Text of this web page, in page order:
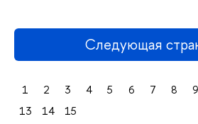
Следующая
1 2 3 4 5 6 7 8 9
13
14 15